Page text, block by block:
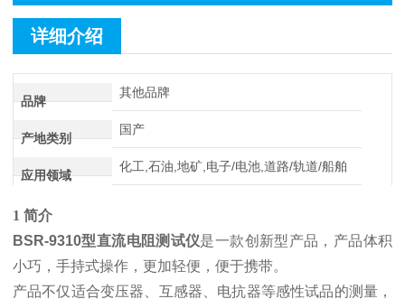
详细介绍
品牌
其他品牌
产地类别
国产
应用领域
化工,石油,地矿,电子/电池,道路/轨道/船舶
1 简介
BSR-9310型直流电阻测试仪是一款创新型产品，产品体积
小巧，手持式操作，更加轻便，便于携带。
产品不仅适合变压器、互感器、电抗器等感性试品的测量，